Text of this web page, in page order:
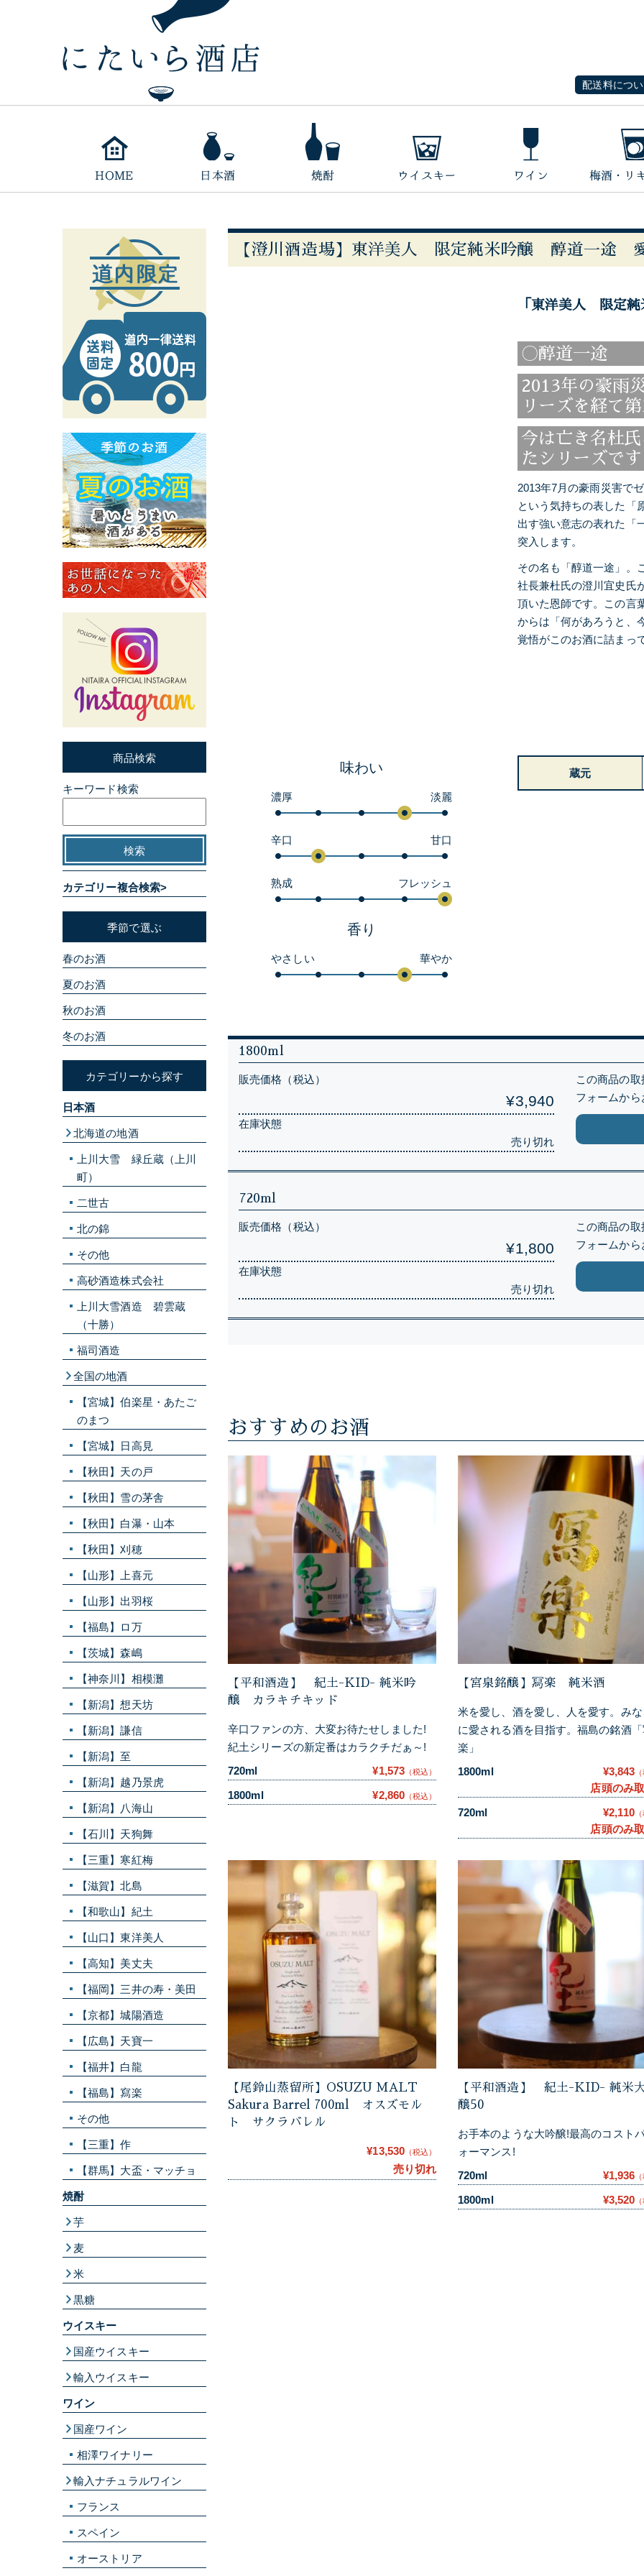
配送料につ
【澄川酒造場】東洋美人 限定純米吟醸 醇道一途
「東洋美人 限定
〇醇道一途
2013年の豪雨
リーズを経て第
今は亡き名杜
たシリーズです
2013年7月の豪雨災害で
という気持ちの表した「
出す強い意志の表れた「
突入します。
その名も「醇道一途」。
社長兼杜氏の澄川宜史氏
頂いた恩師です。この言
からは「何があろうと、
覚悟がこのお酒に詰まっ
味わい
濃厚 淡麗
辛口 甘口
熟成 フレッシュ
香り
やさしい 華やか
蔵元
1800ml
販売価格（税込）
¥3,940
在庫状態
売り切れ
この商品の
フォームから
720ml
販売価格（税込）
¥1,800
在庫状態
売り切れ
この商品の
フォームから
おすすめのお酒
【平和酒造】 紀土-KID- 純米吟
醸 カラキチキッド
辛口ファンの方、大変お待たせしました!
紀土シリーズの新定番はカラクチだぁ～!
720ml
¥1,573 （税込）
1800ml ¥2,860 （税込）
【宮泉銘醸】冩楽 純米酒
米を愛し、酒を愛し、人を愛す。みな
に愛される酒を目指す。福島の銘酒「
楽」
1800ml
¥3,843
店頭のみ
720ml
¥2,110
店頭のみ
【尾鈴山蒸留所】OSUZU MALT
Sakura Barrel 700ml オスズモル
ト サクラバレル
¥13,530 （税込）
売り切れ
【平和酒造】 紀土-KID- 純米
醸50
お手本のような大吟醸!最高のコスト
ォーマンス!
720ml
¥1,936
1800ml ¥3,520
商品検索
キーワード検索
カテゴリー複合検索>
季節で選ぶ
春のお酒
夏のお酒
秋のお酒
冬のお酒
カテゴリーから探す
日本酒
北海道の地酒
上川大雪 緑丘蔵（上川
町）
二世古
北の錦
その他
高砂酒造株式会社
上川大雪酒造 碧雲蔵
（十勝）
福司酒造
全国の地酒
【宮城】伯楽星・あたご
のまつ
【宮城】日高見
【秋田】天の戸
【秋田】雪の茅舎
【秋田】白瀑・山本
【秋田】刈穂
【山形】上喜元
【山形】出羽桜
【福島】ロ万
【茨城】森嶋
【神奈川】相模灘
【新潟】想天坊
【新潟】謙信
【新潟】至
【新潟】越乃景虎
【新潟】八海山
【石川】天狗舞
【三重】寒紅梅
【滋賀】北島
【和歌山】紀土
【山口】東洋美人
【高知】美丈夫
【福岡】三井の寿・美田
【京都】城陽酒造
【広島】天寶一
【福井】白龍
【福島】寫楽
その他
【三重】作
【群馬】大盃・マッチョ
焼酎
芋
麦
米
黒糖
ウイスキー
国産ウイスキー
輸入ウイスキー
ワイン
国産ワイン
相澤ワイナリー
輸入ナチュラルワイン
フランス
スペイン
オーストリア